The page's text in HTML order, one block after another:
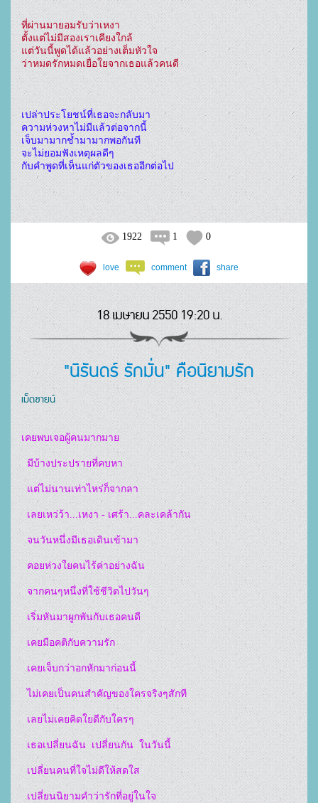
ที่ผ่านมายอมรับว่าเหงา
ตั้งแต่ไม่มีสองเราเคียงใกล้
แต่วันนี้พูดได้แล้วอย่างเต็มหัวใจ
เปล่าประโยชน์ที่เธอจะกลับมา
ความห่วงหาไม่มีแล้วต่อจากนี้
เจ็บมามากช้ำมามากพอกันที
จะไม่ยอมฟังเหตุผลดีๆ
กับคำพูดที่เห็นแก่ตัวของเธออีกต่อไป
1922 1 0
love comment share
18 เมษายน 2550 19:20 น.
"นิรันดร์ รักมั่น" คือนิยามรัก
เม็ดซายน์
เคยพบเจอผู้คนมากมาย
  แต่ไม่นานเท่าไหร่ก็จากลา
  เลยเหว่ว้า...เหงา - เศร้า...คละเคล้ากัน
  จนวันหนึ่งมีเธอเดินเข้ามา
  เริ่มหันมาผูกพันกับเธอคนดี
  เคยมีอคติกับความรัก
  เคยเจ็บกว่าอกหักมาก่อนนี้
  เธอเปลี่ยนฉัน  เปลี่ยนกัน  ในวันนี้
  เปลี่ยนคนที่ใจไม่ดีให้สดใส
  เปลี่ยนนิยามคำว่ารักที่อยู่ในใจ